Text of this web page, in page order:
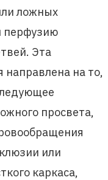
ложных
перфузию
Эта
​​на то,
просвета,
или
каркаса,